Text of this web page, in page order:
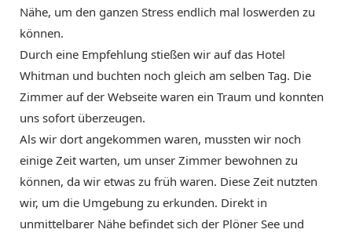
Nähe, um den ganzen Stress endlich mal loswerden zu
können.
Durch eine Empfehlung stießen wir auf das Hotel
Whitman und buchten noch gleich am selben Tag. Die
Zimmer auf der Webseite waren ein Traum und konnten
uns sofort überzeugen.
Als wir dort angekommen waren, mussten wir noch
einige Zeit warten, um unser Zimmer bewohnen zu
können, da wir etwas zu früh waren. Diese Zeit nutzten
wir, um die Umgebung zu erkunden. Direkt in
unmittelbarer Nähe befindet sich der Plöner See und